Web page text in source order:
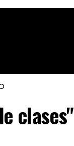
clases"